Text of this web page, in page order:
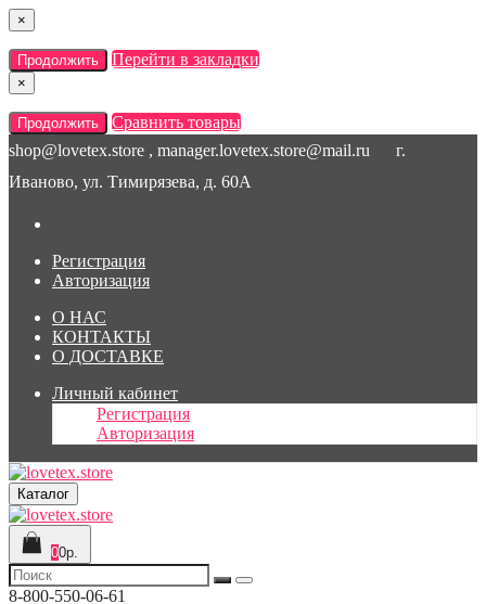
×
Продолжить Перейти в закладки
×
Продолжить
Сравнить товары
shop@lovetex.store , manager.lovetex.store@mail.ru
г.
Иваново, ул. Тимирязева, д. 60А
Регистрация
Авторизация
О НАС
КОНТАКТЫ
О ДОСТАВКЕ
Личный кабинет
Регистрация
Авторизация
Каталог
00р.
8-800-550-06-61